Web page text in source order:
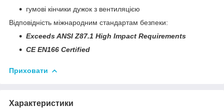
гумові кінчики дужок з вентиляцією
Відповідність міжнародним стандартам безпеки:
Exceeds ANSI Z87.1 High Impact Requirements
CE EN166 Certified
Приховати
Характеристики